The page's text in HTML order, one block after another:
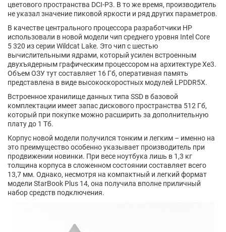
цветового пространства DCI-P3. В то же время, производитель
не указал значение пиковой яркости и ряд других параметров.
В качестве центрального процессора разработчики HP
использовали в новой модели чип среднего уровня Intel Core
5 320 из серии Wildcat Lake. Это чип с шестью
вычислительными ядрами, который усилен встроенным
двухъядерным графическим процессором на архитектуре Xe3.
Объем ОЗУ тут составляет 16 Гб, оперативная память
представлена в виде высокоскоростных модулей LPDDR5X.
Встроенное хранилище данных типа SSD в базовой
комплектации имеет запас дискового пространства 512 Гб,
который при покупке можно расширить за дополнительную
плату до 1 Тб.
Корпус новой модели получился тонким и легким – именно на
это преимущество особенно указывает производитель при
продвижении новинки. При весе ноутбука лишь в 1,3 кг
толщина корпуса в сложенном состоянии составляет всего
13,7 мм. Однако, несмотря на компактный и легкий формат
модели StarBook Plus 14, она получила вполне приличный
набор средств подключения.